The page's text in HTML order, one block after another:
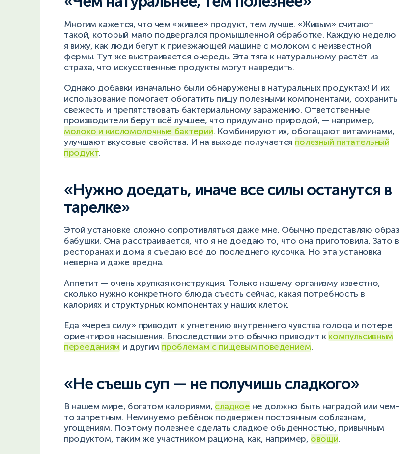
Многим кажется, что чем «живее» продукт, тем лучше. «Живым» считают
такой, который мало подвергался промышленной обработке. Каждую неделю
я вижу, как люди бегут к приезжающей машине с молоком с неизвестной
фермы. Тут же выстраивается очередь. Эта тяга к натуральному растёт из
страха, что искусственные продукты могут навредить.
Однако добавки изначально были обнаружены в натуральных продуктах! И их
использование помогает обогатить пищу полезными компонентами, сохранить
свежесть и препятствовать бактериальному заражению. Ответственные
производители берут всё лучшее, что придумано природой, — например,
молоко и кисломолочные бактерии. Комбинируют их, обогащают витаминами,
улучшают вкусовые свойства. И на выходе получается полезный питательный
продукт.
«Нужно доедать, иначе все силы останутся в
тарелке»
Этой установке сложно сопротивляться даже мне. Обычно представляю образ
бабушки. Она расстраивается, что я не доедаю то, что она приготовила. Зато в
ресторанах и дома я съедаю всё до последнего кусочка. Но эта установка
неверна и даже вредна.
Аппетит — очень хрупкая конструкция. Только нашему организму известно,
сколько нужно конкретного блюда съесть сейчас, какая потребность в
калориях и структурных компонентах у наших клеток.
Еда «через силу» приводит к угнетению внутреннего чувства голода и потере
ориентиров насыщения. Впоследствии это обычно приводит к компульсивным
перееданиям и другим проблемам с пищевым поведением.
«Не съешь суп — не получишь сладкого»
В нашем мире, богатом калориями, сладкое не должно быть наградой или чем-
то запретным. Неминуемо ребёнок подвержен постоянным соблазнам,
угощениям. Поэтому полезнее сделать сладкое обыденностью, привычным
продуктом, таким же участником рациона, как, например, овощи.